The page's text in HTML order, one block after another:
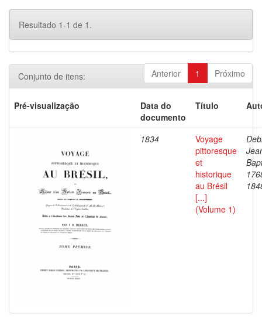
Resultado 1-1 de 1.
Anterior 1 Próximo
Conjunto de itens:
Pré-visualização
Data do
documento
Título
1834
Voyage
pittoresque
et
historique
au Brésil
[...]
(Volume 1)